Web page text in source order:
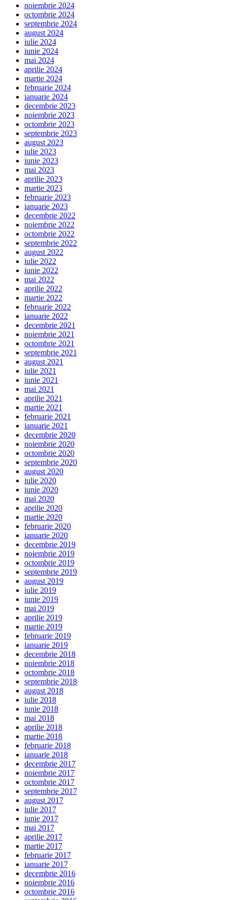
noiembrie 2024
octombrie 2024
septembrie 2024
august 2024
iulie 2024
iunie 2024
mai 2024
aprilie 2024
martie 2024
februarie 2024
ianuarie 2024
decembrie 2023
noiembrie 2023
octombrie 2023
septembrie 2023
august 2023
iulie 2023
iunie 2023
mai 2023
aprilie 2023
martie 2023
februarie 2023
ianuarie 2023
decembrie 2022
noiembrie 2022
octombrie 2022
septembrie 2022
august 2022
iulie 2022
iunie 2022
mai 2022
aprilie 2022
martie 2022
februarie 2022
ianuarie 2022
decembrie 2021
noiembrie 2021
octombrie 2021
septembrie 2021
august 2021
iulie 2021
iunie 2021
mai 2021
aprilie 2021
martie 2021
februarie 2021
ianuarie 2021
decembrie 2020
noiembrie 2020
octombrie 2020
septembrie 2020
august 2020
iulie 2020
iunie 2020
mai 2020
aprilie 2020
martie 2020
februarie 2020
ianuarie 2020
decembrie 2019
noiembrie 2019
octombrie 2019
septembrie 2019
august 2019
iulie 2019
iunie 2019
mai 2019
aprilie 2019
martie 2019
februarie 2019
ianuarie 2019
decembrie 2018
noiembrie 2018
octombrie 2018
septembrie 2018
august 2018
iulie 2018
iunie 2018
mai 2018
aprilie 2018
martie 2018
februarie 2018
ianuarie 2018
decembrie 2017
noiembrie 2017
octombrie 2017
septembrie 2017
august 2017
iulie 2017
iunie 2017
mai 2017
aprilie 2017
martie 2017
februarie 2017
ianuarie 2017
decembrie 2016
noiembrie 2016
octombrie 2016